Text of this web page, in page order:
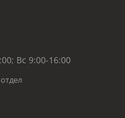
Вс 9:00-16:00